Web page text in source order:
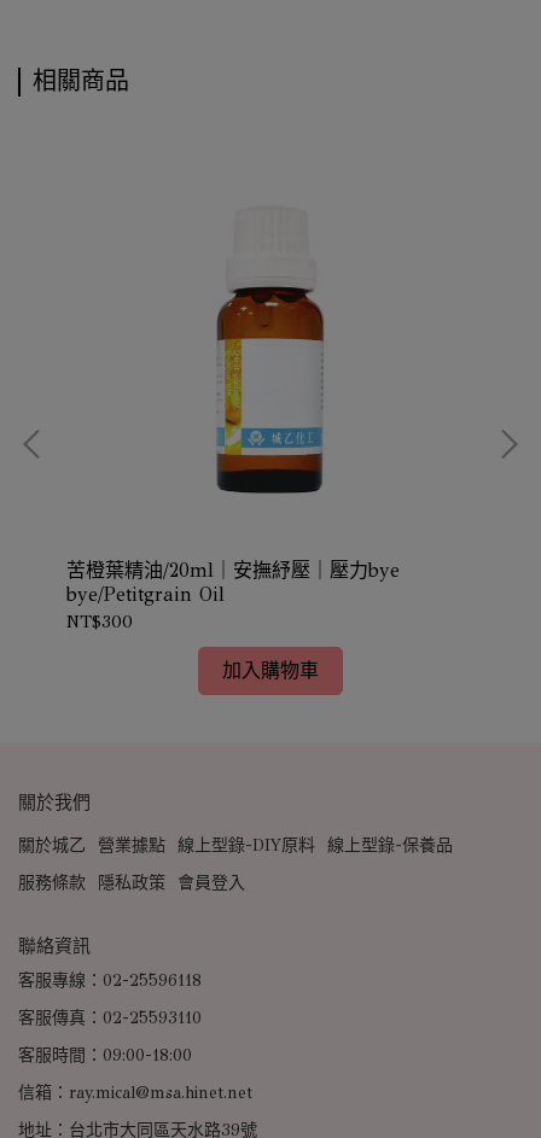
相關商品
苦橙葉精油/20ml｜安撫紓壓｜壓力bye
bye/Petitgrain Oil
NT$300
加入購物車
關於我們
關於城乙 營業據點 線上型錄-DIY原料 線上型錄-保養品
服務條款
隱私政策 會員登入
聯絡資訊
客服專線：02-25596118
客服傳真：02-25593110
客服時間：09:00-18:00
信箱：ray.mical@msa.hinet.net
地址：台北市大同區天水路39號